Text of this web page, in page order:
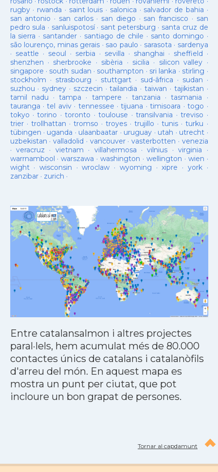
rugby· rwanda · saint louis · salonica · salvador de bahia ·
san antonio · san carlos· san diego · san francisco · san
pedro sula · sanluispotosí· sant petersburg · santa cruz de
la sierra · santander · santiago de chile · santo domingo ·
são lourenço, minas gerais · sao paulo · sarasota · sardenya
· seattle · seoul · serbia · sevilla · shanghai · sheffield ·
shenzhen · sherbrooke · sibèria · sicilia · silicon valley ·
singapore · south sudan · southampton · sri lanka · stirling ·
stockholm · strasbourg · stuttgart· sud-âfrica · sudan ·
suzhou · sydney · szczecin ·tailandia ·taiwan · tajikistan ·
tamil nadu ·tampa · tampere · tanzania ·tasmania ·
tauranga ·tel aviv· tennessee ·tijuana ·timisoara ·togo ·
tokyo ·torino ·toronto ·toulouse ·transilvania ·treviso ·
trier· trollhattan · tromso · troyes·trujillo ·tunis ·turku ·
tübingen · uganda · ulaanbaatar · uruguay · utah · utrecht ·
uzbekistan · valladolid · vancouver· vasterbotten · venezia
· veracruz · vietnam · villahermosa ·vilnius ·virginia ·
warrnambool ·warszawa ·washington · wellington · wien ·
wight· wisconsin ·wroclaw · wyoming ·xipre · york·
zanzibar· zurich ·
Entre catalansalmon i altres projectes
paral·lels, hem acumulat més de 80.000
contactes únics de catalans i catalanòfils
d'arreu del món. En aquest mapa es
mostra un punt per ciutat, que pot
incloure un bon grapat de persones.
Tornar al capdamunt